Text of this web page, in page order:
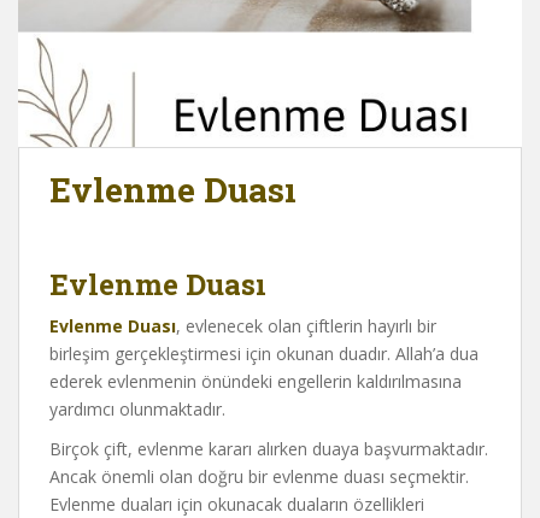
Evlenme Duası
Evlenme Duası
Evlenme Duası, evlenecek olan çiftlerin hayırlı bir
birleşim gerçekleştirmesi için okunan duadır. Allah’a dua
ederek evlenmenin önündeki engellerin kaldırılmasına
yardımcı olunmaktadır.
Birçok çift, evlenme kararı alırken duaya başvurmaktadır.
Ancak önemli olan doğru bir evlenme duası seçmektir.
Evlenme duaları için okunacak duaların özellikleri